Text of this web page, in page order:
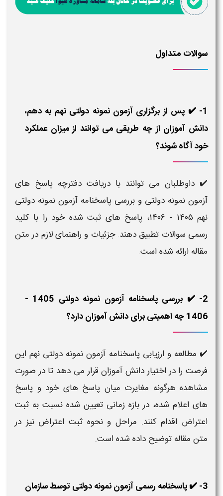
سوالات متداول
1- ✔️ پس از برگزاری آزمون نمونه دولتی نهم به دهم،
دانش‌ آموزان از چه طریقی می‌ توانند از میزان عملکرد
خود آگاه شوند؟
✔️ داوطلبان می‌ توانند با دریافت دفترچه پاسخ‌ های
آزمون نمونه دولتی و بررسی پاسخنامه آزمون نمونه دولتی
نهم ۱۴۰۵ - ۱۴۰۶، پاسخ‌ های ثبت‌ شده خود را با کلید
رسمی سوالات تطبیق دهند. جزئیات و راهنمای لازم در متن
مقاله ارائه شده است.
2- ✔️ بررسی پاسخنامه آزمون نمونه دولتی 1405 -
1406 چه اهمیتی برای دانش‌ آموزان دارد؟
✔️ مطالعه و ارزیابی پاسخنامه آزمون نمونه دولتی نهم این
فرصت را در اختیار دانش‌ آموزان قرار می‌ دهد تا در صورت
مشاهده هرگونه مغایرت میان پاسخ‌ های خود و پاسخ‌
های اعلام‌ شده، در بازه زمانی تعیین‌ شده نسبت به ثبت
اعتراض اقدام کنند. مراحل و نحوه ثبت اعتراض نیز در
متن مقاله توضیح داده شده است.
3- ✔️ پاسخنامه رسمی آزمون نمونه دولتی توسط سازمان